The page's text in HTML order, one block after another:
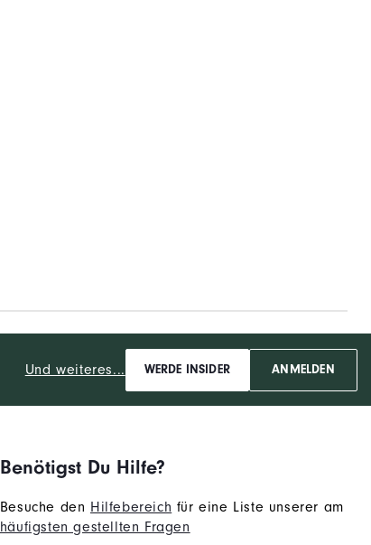
Und weiteres... WERDE INSIDER ANMELDEN
Benötigst Du Hilfe?
Besuche den Hilfebereich für eine Liste unserer am
häufigsten gestellten Fragen